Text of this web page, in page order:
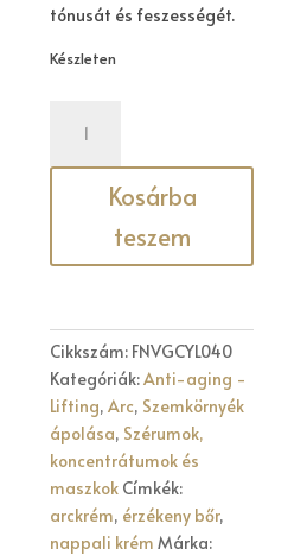
tónusát és feszességét.
Készleten
CREME
40
mennyiség
Kosárba
teszem
Cikkszám: FNVGCYL040
Kategóriák:Anti-aging -
Lifting,Arc, Szemkörnyék
ápolása, Szérumok,
koncentrátumok és
maszkok Címkék:
arckrém, érzékeny bőr,
nappali krém Márka: